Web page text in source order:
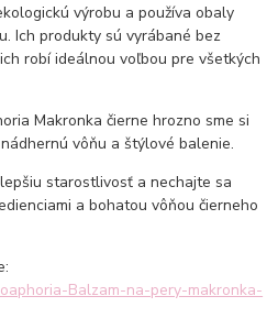
výrobu a používa obaly
Ich produkty sú vyrábané bez
robí ideálnou voľbou pre všetkých
Makronka čierne hrozno sme si
vôňu a štýlové balenie.
starostlivosť a nechajte sa
a bohatou vôňou čierneho
Balzam-na-pery-makronka-